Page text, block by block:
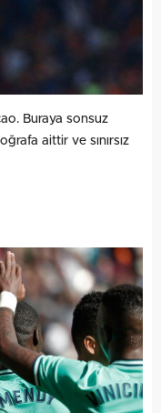
Buraya sonsuz
aittir ve sınırsız